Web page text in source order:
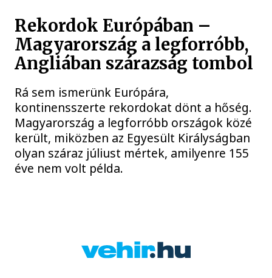
Rekordok Európában –
Magyarország a legforróbb,
Angliában szárazság tombol
Rá sem ismerünk Európára,
kontinensszerte rekordokat dönt a hőség.
Magyarország a legforróbb országok közé
került, miközben az Egyesült Királyságban
olyan száraz júliust mértek, amilyenre 155
éve nem volt példa.